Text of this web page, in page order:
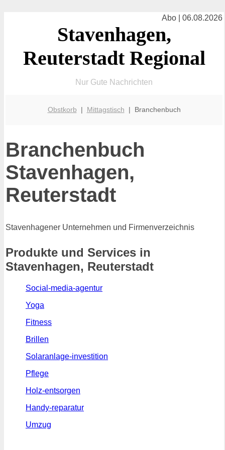
Abo | 06.08.2026
Stavenhagen,
Reuterstadt Regional
Nur Gute Nachrichten
Obstkorb | Mittagstisch | Branchenbuch
Branchenbuch
Stavenhagen,
Reuterstadt
Stavenhagener Unternehmen und Firmenverzeichnis
Produkte und Services in
Stavenhagen, Reuterstadt
Social-media-agentur
Yoga
Fitness
Brillen
Solaranlage-investition
Pflege
Holz-entsorgen
Handy-reparatur
Umzug